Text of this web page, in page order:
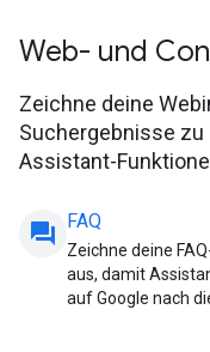
Web- und
Zeichne deine
Suchergebnisse
Assistant-
question_answer FAQ
Zeichne deine
aus, damit
auf Google nach